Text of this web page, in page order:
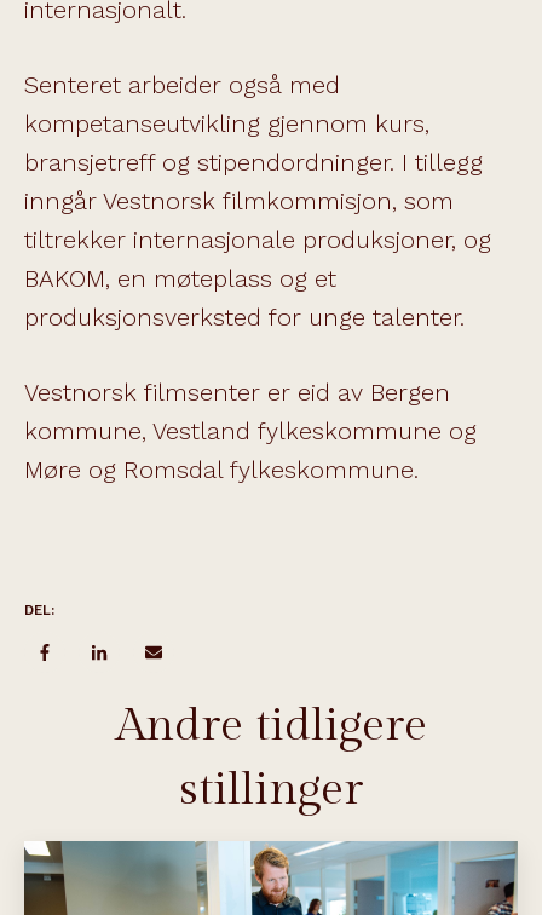
internasjonalt.
Senteret arbeider også med
kompetanseutvikling gjennom kurs,
bransjetreff og stipendordninger. I tillegg
inngår Vestnorsk filmkommisjon, som
tiltrekker internasjonale produksjoner, og
BAKOM, en møteplass og et
produksjonsverksted for unge talenter.
Vestnorsk filmsenter er eid av Bergen
kommune, Vestland fylkeskommune og
Møre og Romsdal fylkeskommune.
DEL:
Andre tidligere
stillinger